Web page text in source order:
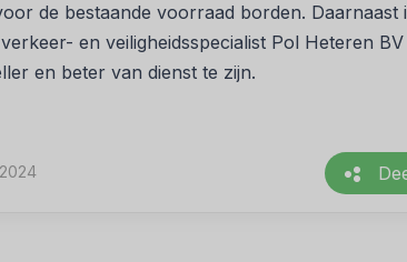
de bestaande voorraad borden. Daarnaast
en veiligheidsspecialist Pol Heteren
en beter van dienst te zijn.